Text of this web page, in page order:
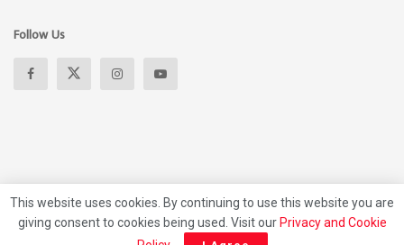
Follow Us
About Privacy Policy Contact Us
This website uses cookies. By continuing to use this website you are
giving consent to cookies being used. Visit our Privacy and Cookie